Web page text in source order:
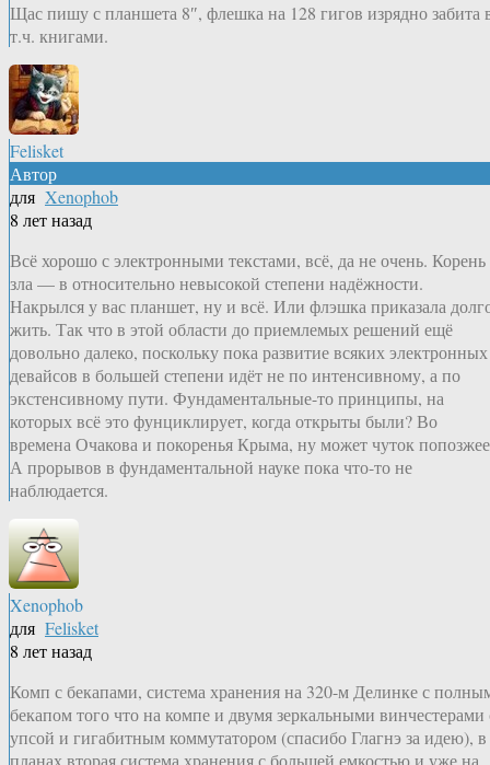
Щас пишу с планшета 8″, флешка на 128 гигов изрядно забита
т.ч. книгами.
Felisket
Автор
для Xenophob
8 лет назад
Всё хорошо с электронными текстами, всё, да не очень. Корень
зла — в относительно невысокой степени надёжности.
Накрылся у вас планшет, ну и всё. Или флэшка приказала
жить. Так что в этой области до приемлемых решений ещё
довольно далеко, поскольку пока развитие всяких электронных
девайсов в большей степени идёт не по интенсивному, а по
экстенсивному пути. Фундаментальные-то принципы, на
которых всё это фунциклирует, когда открыты были? Во
времена Очакова и покоренья Крыма, ну может чуток
А прорывов в фундаментальной науке пока что-то не
наблюдается.
Xenophob
для Felisket
8 лет назад
Комп с бекапами, система хранения на 320-м Делинке с
бекапом того что на компе и двумя зеркальными винчестерами
упсой и гигабитным коммутатором (спасибо Глагнэ за идею), в